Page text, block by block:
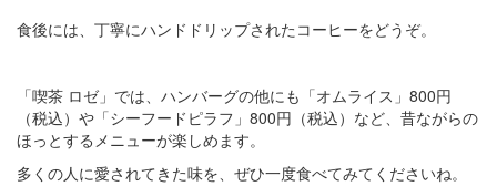
食後には、丁寧にハンドドリップされたコーヒーをどうぞ。
「喫茶 ロゼ」では、ハンバーグの他にも「オムライス」800円
（税込）や「シーフードピラフ」800円（税込）など、昔ながらの
ほっとするメニューが楽しめます。
多くの人に愛されてきた味を、ぜひ一度食べてみてくださいね。